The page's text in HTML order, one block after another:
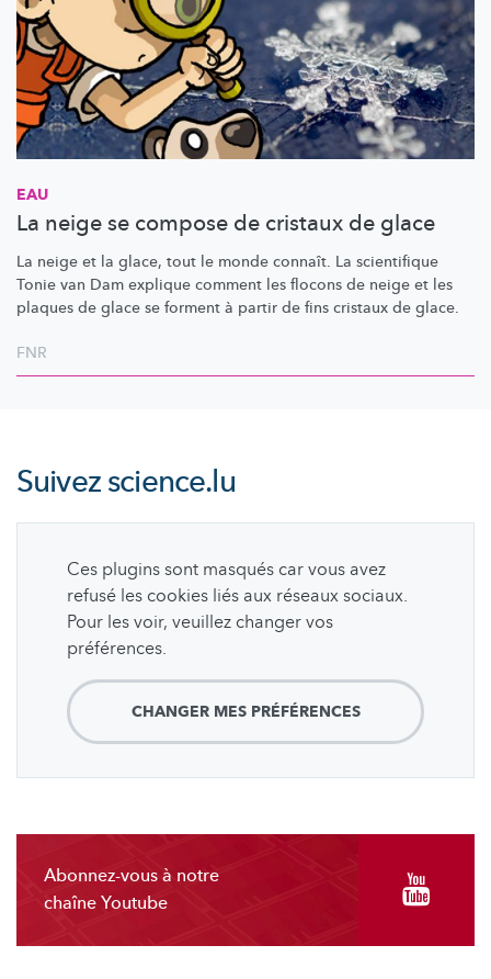
EAU
La neige se compose de cristaux de glace
La neige et la glace, tout le monde connaît. La scientifique
Tonie van Dam explique comment les flocons de neige et les
plaques de glace se forment à partir de fins cristaux de glace.
FNR
Suivezscience.lu
Ces plugins sont masqués car vous avez
refusé les cookies liés aux réseaux sociaux.
Pour les voir, veuillez changer vos
préférences.
CHANGER MES PRÉFÉRENCES
Abonnez-vous à notre
chaîne Youtube